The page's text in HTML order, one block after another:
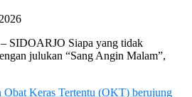
SIDOARJO Siapa yang tidak
julukan “Sang Angin Malam”,